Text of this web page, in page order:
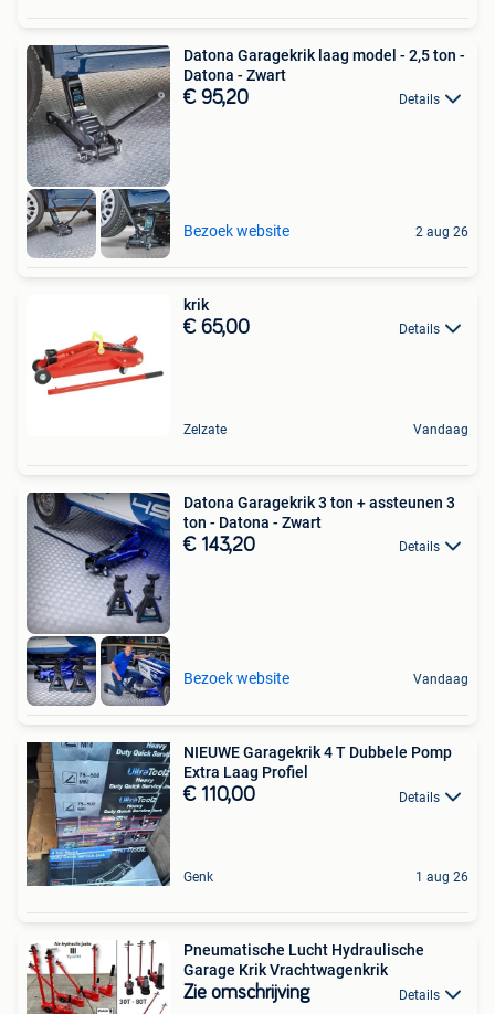
Datona Garagekrik laag model - 2,5 ton -
Datona - Zwart
€ 95,20 Details
Bezoek website 2 aug 26
krik
€ 65,00 Details
Zelzate Vandaag
Datona Garagekrik 3 ton + assteunen 3
ton - Datona - Zwart
€ 143,20 Details
Bezoek website Vandaag
NIEUWE Garagekrik 4 T Dubbele Pomp
Extra Laag Profiel
€ 110,00 Details
Genk 1 aug 26
Pneumatische Lucht Hydraulische
Garage Krik Vrachtwagenkrik
Zie omschrijving Details